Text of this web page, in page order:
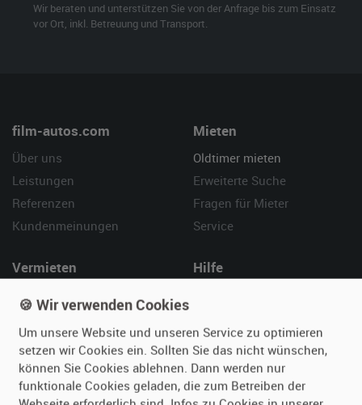
Wir beraten und unterstützen Sie von der Anfrage bis zum Einsatz
vor Ort, inkl. Betreuung und Transport.
film-autos.com
Über uns
Leistungen
Referenzen
Kundenmeinungen
Mieten
Oldtimer mieten
Erweiterte Suche
Fragen für Mieter
Service
Vermieten
Oldtimer anmelden
Fragen für Vermieter
Inserat verwalten
Hilfe
Kontakt
🍪 Wir verwenden Cookies
Um unsere Website und unseren Service zu optimieren
setzen wir Cookies ein. Sollten Sie das nicht wünschen,
können Sie Cookies ablehnen. Dann werden nur
funktionale Cookies geladen, die zum Betreiben der